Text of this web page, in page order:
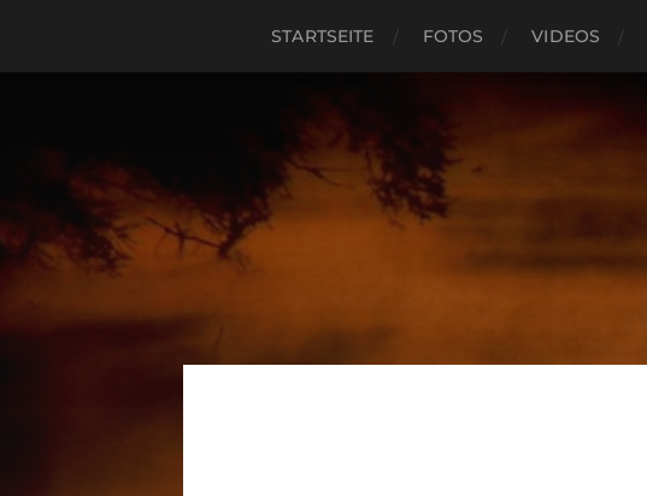
STARTSEITE FOTOS VIDEOS